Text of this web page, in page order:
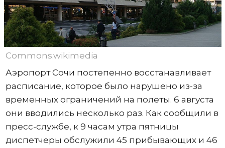
Commons.wikimedia
Аэропорт Сочи постепенно восстанавливает
расписание, которое было нарушено из-за
временных ограничений на полеты. 6 августа
они вводились несколько раз. Как сообщили в
пресс-службе, к 9 часам утра пятницы
диспетчеры обслужили 45 прибывающих и 46